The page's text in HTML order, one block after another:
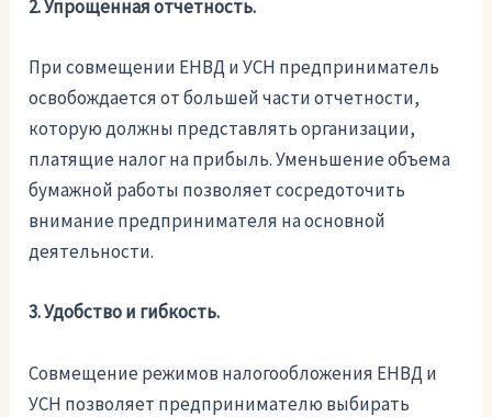
2. Упрощенная отчетность.
При совмещении ЕНВД и УСН предприниматель
освобождается от большей части отчетности,
которую должны представлять организации,
платящие налог на прибыль. Уменьшение объема
бумажной работы позволяет сосредоточить
внимание предпринимателя на основной
деятельности.
3. Удобство и гибкость.
Совмещение режимов налогообложения ЕНВД и
УСН позволяет предпринимателю выбирать